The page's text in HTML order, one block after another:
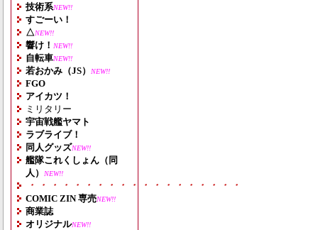
技術系NEW!!
すごーい！
△NEW!!
響け！ NEW!!
自転車NEW!!
若おかみ（JS） NEW!!
FGO
アイカツ！
ミリタリー
宇宙戦艦ヤマト
ラブライブ！
同人グッズNEW!!
艦隊これくしょん（同
人）
NEW!!
・・・・・・・・・・・・・・・・・・・
COMIC ZIN 専売NEW!!
商業誌
オリジナルNEW!!